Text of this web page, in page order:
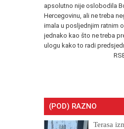
apsolutno nije oslobodila
Hercegovinu, ali ne treba
imala u posljednjim ratnim
jednako kao što ne treba
ulogu kako to radi
(POD) RAZNO
Terasa